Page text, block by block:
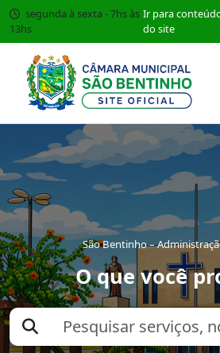
segunda à sexta - 7hs às
13hs
Ir para
do site
São Bentinho –
O que você